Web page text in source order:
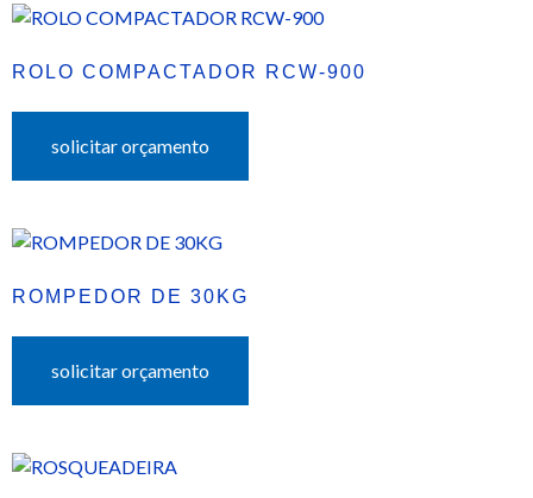
ROLO COMPACTADOR RCW-900
solicitar orçamento
ROMPEDOR DE 30KG
solicitar orçamento